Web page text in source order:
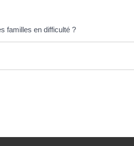
familles en difficulté ?